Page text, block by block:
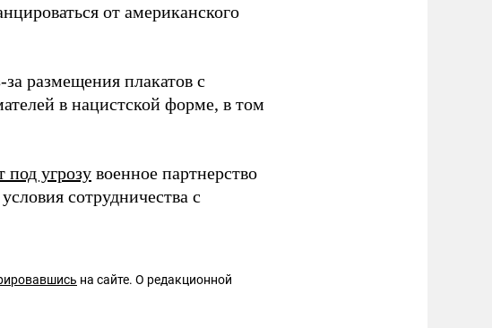
от американского
за размещения плакатов с
в нацистской форме, в том
под угрозу военное партнерство
сотрудничества с
на сайте. О редакционной